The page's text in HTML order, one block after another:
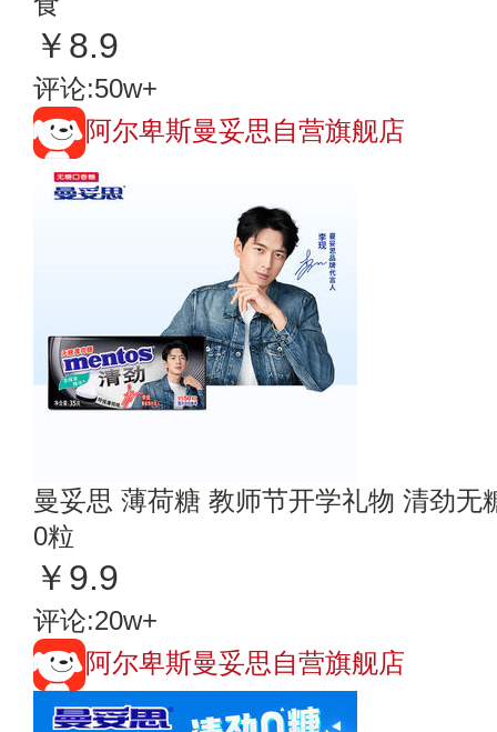
￥8.9
评论:50w+
阿尔卑斯曼妥思自营旗舰店
曼妥思 薄荷糖 教师节开学礼物 清劲无
0粒
￥9.9
评论:20w+
阿尔卑斯曼妥思自营旗舰店